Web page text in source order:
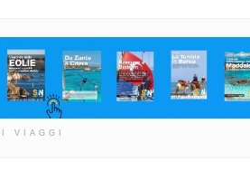
VIAGGI